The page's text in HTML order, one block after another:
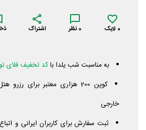
0 لایک 0 نظر اشتراک
به مناسبت شب یلدا باکد تخفیف فلای
کوپن 200 هزاری معتبر برای
خارجی
ثبت سفارش برای کاربران ایرانی و